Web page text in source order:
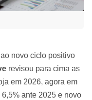
novo ciclo positivo
revisou para cima as
em 2026, agora em
ante 2025 e novo